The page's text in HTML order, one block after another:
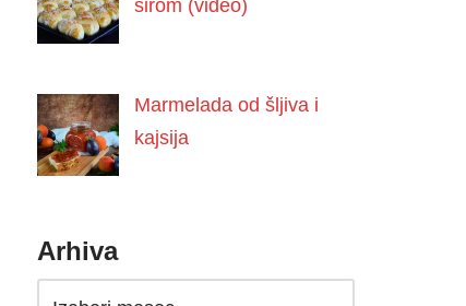
sirom (video)
Marmelada od šljiva i
kajsija
Arhiva